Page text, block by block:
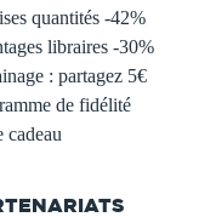
quantités -42%
libraires -30%
: partagez 5€
de fidélité
cadeau